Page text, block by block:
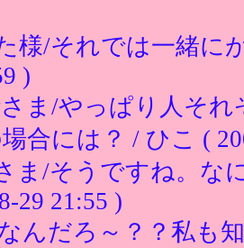
様/それでは一緒に
)
ま/やっぱり人そ
合には？ / ひこ (
ま/そうですね。な
29 21:55 )
んだろ～？？私も